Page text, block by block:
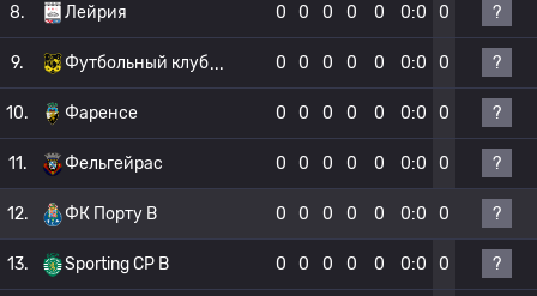
8. Лейрия 0 0 0 0 0 0:0 0 ?
9. Футбольный клуб 0 0 0 0 0 0:0 0 ?
10. Фаренсе 0 0 0 0 0 0:0 0 ?
11. Фельгейрас 0 0 0 0 0 0:0 0 ?
12. ФК Порту B 0 0 0 0 0 0:0 0 ?
13. Sporting CP B 0 0 0 0 0 0:0 0 ?